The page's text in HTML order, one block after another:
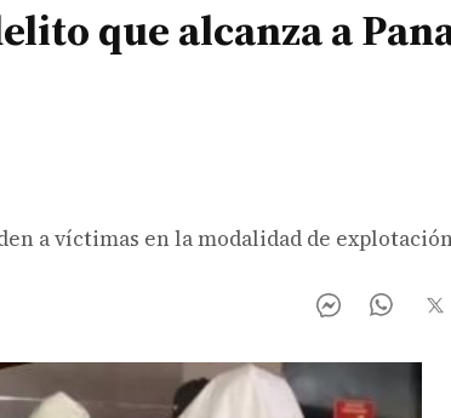
que alcanza a
a víctimas en la modalidad de